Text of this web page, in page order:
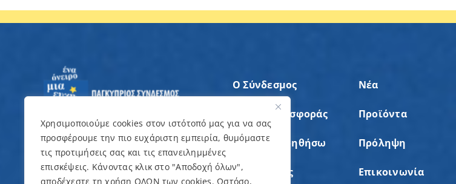
Χρησιμοποιούμε cookies στον ιστότοπό μας για να σας
προσφέρουμε την πιο ευχάριστη εμπειρία, θυμόμαστε
τις προτιμήσεις σας και τις επανειλημμένες
επισκέψεις. Κάνοντας κλικ στο "Αποδοχή όλων",
αποδέχεστε τη χρήση ΟΛΩΝ των cookies. Ωστόσο,
Ο Σύνδεσμος
Άξονες Προσφοράς
Θέλω να Βοηθήσω
Εκδηλώσεις
Νέα
Προϊόντα
Πρόληψη
Επικοινωνία